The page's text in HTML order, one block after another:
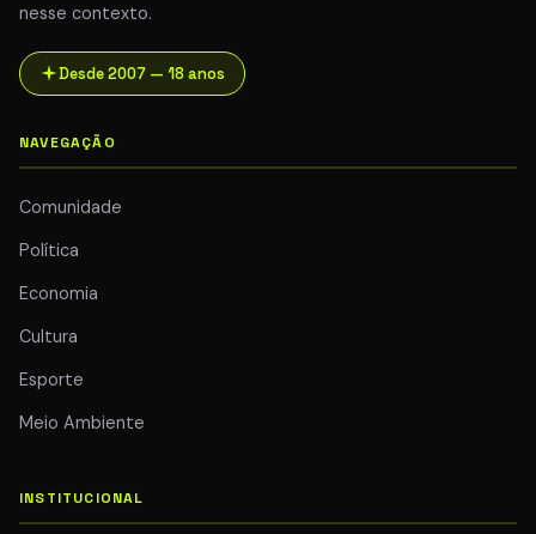
nesse contexto.
Desde 2007 — 18 anos
NAVEGAÇÃO
Comunidade
Política
Economia
Cultura
Esporte
Meio Ambiente
INSTITUCIONAL